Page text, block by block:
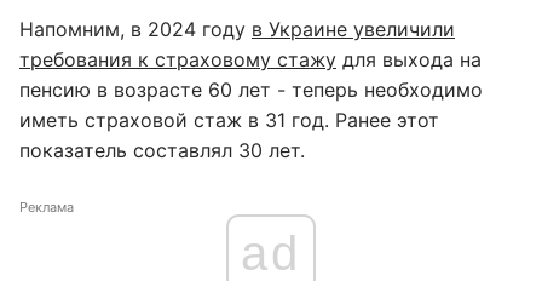
Напомним, в 2024 году в Украине увеличили
требования к страховому стажу для выхода на
пенсию в возрасте 60 лет - теперь необходимо
иметь страховой стаж в 31 год. Ранее этот
показатель составлял 30 лет.
Реклама
ad